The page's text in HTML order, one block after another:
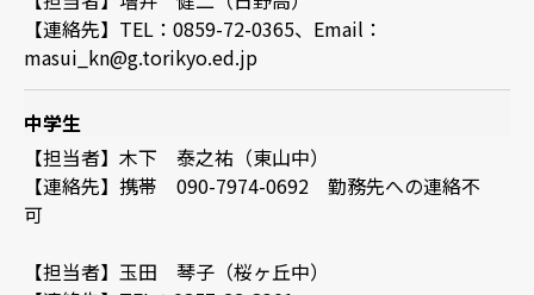
【連絡先】TEL：0859-72-0365、Email：
masui_kn@g.torikyo.ed.jp
中学生
【担当者】木下 泰之祐（東山中）
【連絡先】携帯 090-7974-0692 勤務先への連絡不
可
【担当者】玉田 琴子（桜ヶ丘中）